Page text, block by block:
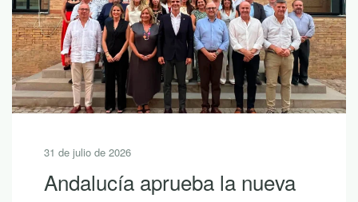
30 de julio de 2026
10 lecturas de verano para